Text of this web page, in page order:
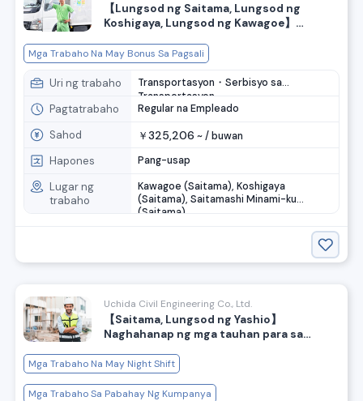
【Lungsod ng Saitama, Lungsod ng
Koshigaya, Lungsod ng Kawagoe】
370,000 yen na garantisado! May bonus
para sa bagong empleyado! Naghahanap
ng mga staff para sa suporta sa paglipat.
Mga Trabaho Na May Bonus Sa Pagsali
Uri ng trabaho
Transportasyon・Serbisyo sa
Transportasyon
Pagtatrabaho Regular na Empleado
Sahod ￥325,206 ~ /buwan
Hapones Pang-usap
Lugar ng
trabaho
Kawagoe (Saitama), Koshigaya
(Saitama), Saitamashi Minami-ku
(Saitama)
Uchida Civil Engineering Co., Ltd.
【Saitama, Lungsod ng Yashio】
Naghahanap ng mga tauhan para sa
mula sa 14,500 yen.
Mga Trabaho Na May Night Shift
Mga Trabaho Sa Pabahay Ng Kumpanya